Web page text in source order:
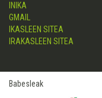
INIKA
GMAIL
IKASLEEN SITEA
IRAKASLEEN SITEA
Babesleak